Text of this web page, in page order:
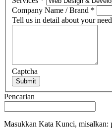
Company Name / Brand *
Tell us in detail about your
Captcha
Submit
Pencarian
Masukkan Kata Kunci, misalkan: